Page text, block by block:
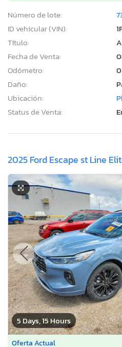
Número de lote:
ID vehicular (VIN):
Título:
Fecha de Venta:
Odómetro:
Daño:
Ubicación:
Status de Venta:
2025 Ford Escape st Line
5 Days, 15 Hours
Oferta Actual